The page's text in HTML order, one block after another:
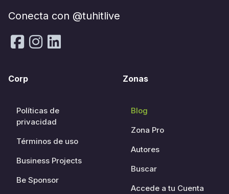
Conecta con @tuhitlive
Corp
Políticas de
privacidad
Términos de uso
Business Projects
Be Sponsor
Zonas
Blog
Zona Pro
Autores
Buscar
Accede a tu Cuenta